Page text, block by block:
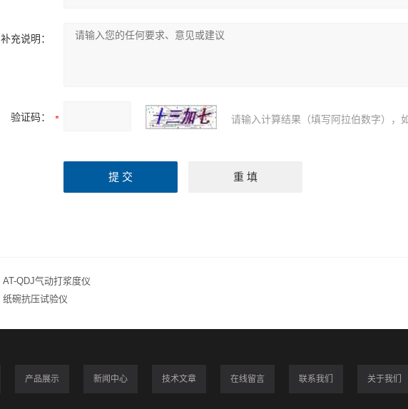
补充说明：
验证码： 请输入计算结果（填写阿拉伯数字），
AT-QDJ气动打浆度仪
纸碗抗压试验仪
产品展示 新闻中心 技术文章 在线留言 联系我们 关于我们